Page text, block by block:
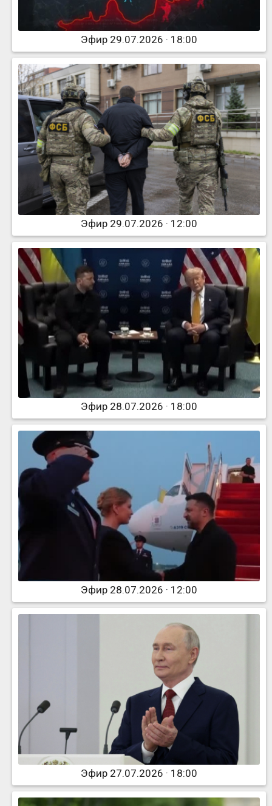
Эфир 29.07.2026 · 18:00
Эфир 29.07.2026 · 12:00
Эфир 28.07.2026 · 18:00
Эфир 28.07.2026 · 12:00
Эфир 27.07.2026 · 18:00